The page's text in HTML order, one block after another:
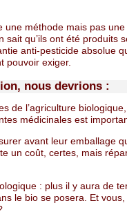
une méthode mais pas
sait qu’ils ont été produits
anti-pesticide absolue
pouvoir exiger.
nous devrions :
de l’agriculture
médicinales est
avant leur emballage
un coût, certes, mais
: plus il y aura de
le bio se posera. Et